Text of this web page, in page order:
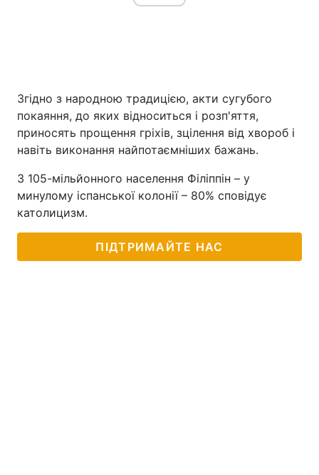
Згідно з народною традицією, акти сугубого
покаяння, до яких відноситься і розп'яття,
приносять прощення гріхів, зцілення від хвороб і
навіть виконання найпотаємніших бажань.
З 105-мільйонного населення Філіппін – у
минулому іспанської колонії – 80% сповідує
католицизм.
ПІДТРИМАЙТЕ НАС